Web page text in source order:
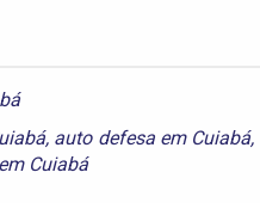
, auto defesa em Cuiabá,
Cuiabá